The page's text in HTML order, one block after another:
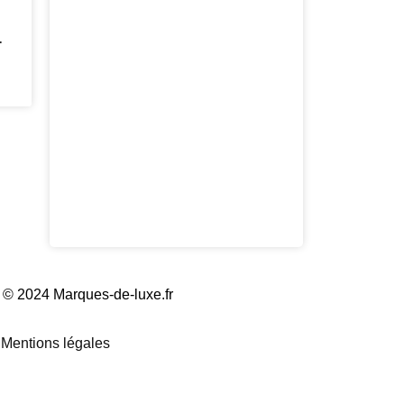
2024 Marques-de-luxe.fr
Mentions légales